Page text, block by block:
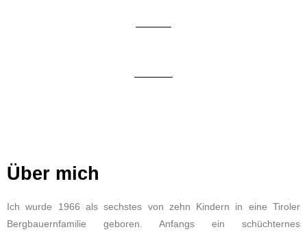
Über mich
Ich wurde 1966 als sechstes von zehn Kindern in eine Tiroler
Bergbauernfamilie geboren. Anfangs ein schüchternes